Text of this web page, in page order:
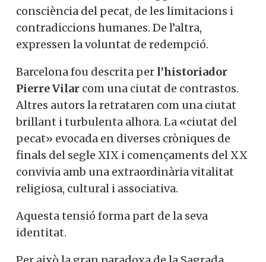
consciència del pecat, de les limitacions i
contradiccions humanes. De l’altra,
expressen la voluntat de redempció.
Barcelona fou descrita per l’historiador
Pierre Vilar com una ciutat de contrastos.
Altres autors la retrataren com una ciutat
brillant i turbulenta alhora. La «ciutat del
pecat» evocada en diverses cròniques de
finals del segle XIX i començaments del XX
convivia amb una extraordinària vitalitat
religiosa, cultural i associativa.
Aquesta tensió forma part de la seva
identitat.